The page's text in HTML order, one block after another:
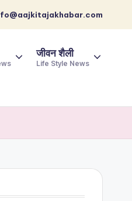
जीवन शैली
Life Style News